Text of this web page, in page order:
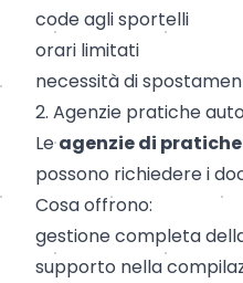
code agli sportelli
orari limitati
necessità di
2. Agenzie pratiche auto
Leagenzie di
possono richiedere i
Cosa offrono:
gestione completa
supporto nella